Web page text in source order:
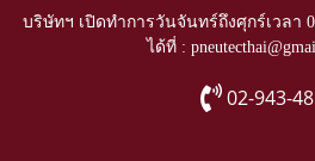
บริษัทฯ เปิดทำการวันจันทร์ถึงศุกร์เวลา
ได้ที่ :
02-943-